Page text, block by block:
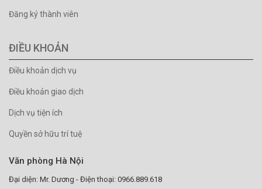
Đăng ký thành viên
ĐIỀU KHOẢN
Điều khoản dịch vụ
Điều khoản giao dịch
Dịch vụ tiện ích
Quyền sở hữu trí tuệ
Văn phòng Hà Nội
Đại diện: Mr. Dương - Điện thoại: 0966.889.618